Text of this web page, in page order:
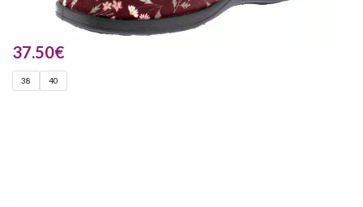
37.50€
38 40